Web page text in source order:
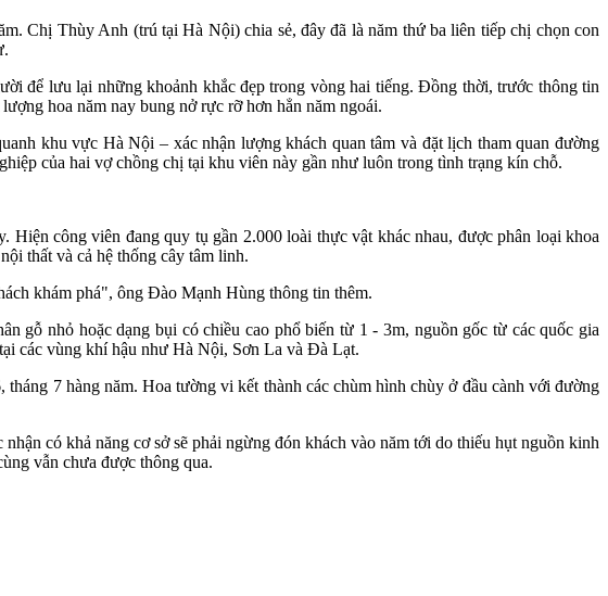
Chị Thùy Anh (trú tại Hà Nội) chia sẻ, đây đã là năm thứ ba liên tiếp chị chọn con
để lưu lại những khoảnh khắc đẹp trong vòng hai tiếng. Đồng thời, trước thông tin
hoa năm nay bung nở rực rỡ hơn hẳn năm ngoái.
khu vực Hà Nội – xác nhận lượng khách quan tâm và đặt lịch tham quan đường
của hai vợ chồng chị tại khu viên này gần như luôn trong tình trạng kín chỗ.
công viên đang quy tụ gần 2.000 loài thực vật khác nhau, được phân loại khoa
thất và cả hệ thống cây tâm linh.
khám phá", ông Đào Mạnh Hùng thông tin thêm.
gỗ nhỏ hoặc dạng bụi có chiều cao phổ biến từ 1 - 3m, nguồn gốc từ các quốc gia
các vùng khí hậu như Hà Nội, Sơn La và Đà Lạt.
7 hàng năm. Hoa tường vi kết thành các chùm hình chùy ở đầu cành với đường
có khả năng cơ sở sẽ phải ngừng đón khách vào năm tới do thiếu hụt nguồn kinh
vẫn chưa được thông qua.